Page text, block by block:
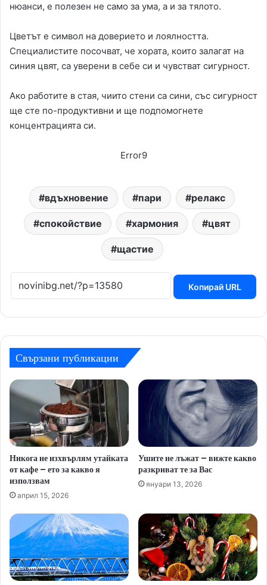
нюанси, е полезен не само за ума, а и за тялото.
Цветът е символ на доверието и лоялността.
Специалистите посочват, че хората, които залагат на
синия цвят, са уверени в себе си и чувстват сигурност.
Ако работите в стая, чиито стени са сини, със сигурност
ще сте по-продуктивни и ще подпомогнете
концентрацията си.
Error9
вдъхновение пари релакс
спокойствие хармония цвят
щастие
Копирай URL
Свързани публикации
Никога не изхвърлям утайката
от кафе – ето за какво я
използвам
април 15, 2026
Ушите не лъжат – вижте какво
разкриват те за Вас
януари 13, 2026